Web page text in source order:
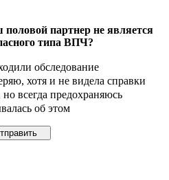
партнер не является
типа ВПЧ?
обследование
хотя и не видела справки
всегда предохраняюсь
об этом